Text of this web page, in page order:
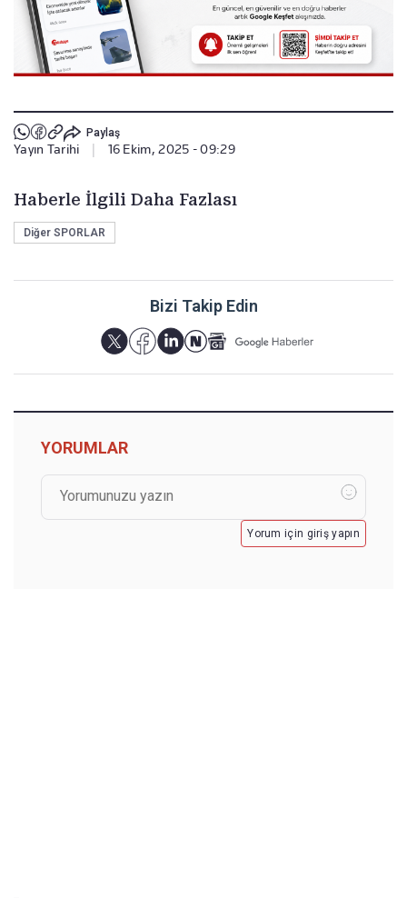
Paylaş
Yayın Tarihi | 16 Ekim, 2025 - 09:29
Haberle İlgili Daha Fazlası
Diğer SPORLAR
Bizi Takip Edin
YORUMLAR
Yorum için giriş yapın